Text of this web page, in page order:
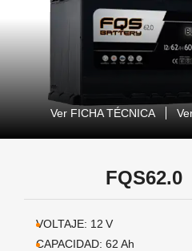
Ver FICHA TÉCNICA
FQS62.0
VOLTAJE: 12 V
CAPACIDAD: 62 Ah